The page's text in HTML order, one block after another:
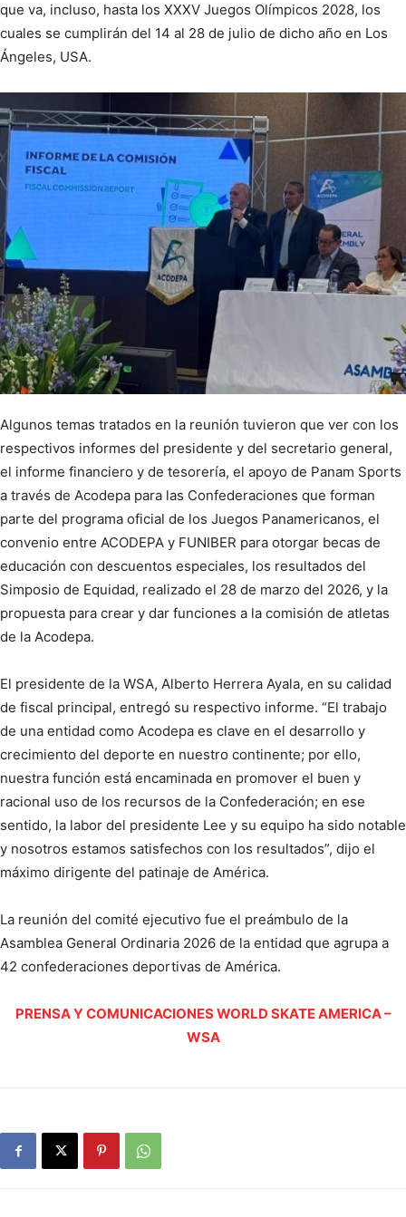
que va, incluso, hasta los XXXV Juegos Olímpicos 2028, los
cuales se cumplirán del 14 al 28 de julio de dicho año en Los
Ángeles, USA.
Algunos temas tratados en la reunión tuvieron que ver con los
respectivos informes del presidente y del secretario general,
el informe financiero y de tesorería, el apoyo de Panam Sports
a través de Acodepa para las Confederaciones que forman
parte del programa oficial de los Juegos Panamericanos, el
convenio entre ACODEPA y FUNIBER para otorgar becas de
educación con descuentos especiales, los resultados del
Simposio de Equidad, realizado el 28 de marzo del 2026, y la
propuesta para crear y dar funciones a la comisión de atletas
de la Acodepa.
El presidente de la WSA, Alberto Herrera Ayala, en su calidad
de fiscal principal, entregó su respectivo informe. “El trabajo
de una entidad como Acodepa es clave en el desarrollo y
crecimiento del deporte en nuestro continente; por ello,
nuestra función está encaminada en promover el buen y
racional uso de los recursos de la Confederación; en ese
sentido, la labor del presidente Lee y su equipo ha sido notable
y nosotros estamos satisfechos con los resultados”, dijo el
máximo dirigente del patinaje de América.
La reunión del comité ejecutivo fue el preámbulo de la
Asamblea General Ordinaria 2026 de la entidad que agrupa a
42 confederaciones deportivas de América.
PRENSA Y COMUNICACIONES WORLD SKATE AMERICA –
WSA